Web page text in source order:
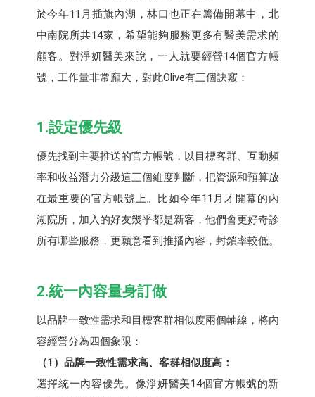
於今年11月插旗內湖，林口也正在籌備開幕中，北
中南院所共14家，希望能夠服務更多有醫美需求的
顧客。對淨妍醫美來說，一人就要經營14個官方帳
號，工作量非常龐大，對此Olive有三個訣竅：
1.設定優先級
優先找到主要推送的官方帳號，以目標客群、互動頻
率和收益潛力分級這三個維度判斷，把資源和預算放
在最重要的官方帳號上。比如今年11月才開幕的內
湖院所，加入的好友幾乎都是新客，他們會更好奇診
所有哪些服務，更願意看到推播內容，封鎖率較低。
2.統一內容量身訂做
以品牌一致性需求和目標客群相似度兩個軸線，將內
容經營分為四個象限：
（1）品牌一致性需求高、客群相似度高：
選擇統一內容優先。像淨妍醫美14個官方帳號的新